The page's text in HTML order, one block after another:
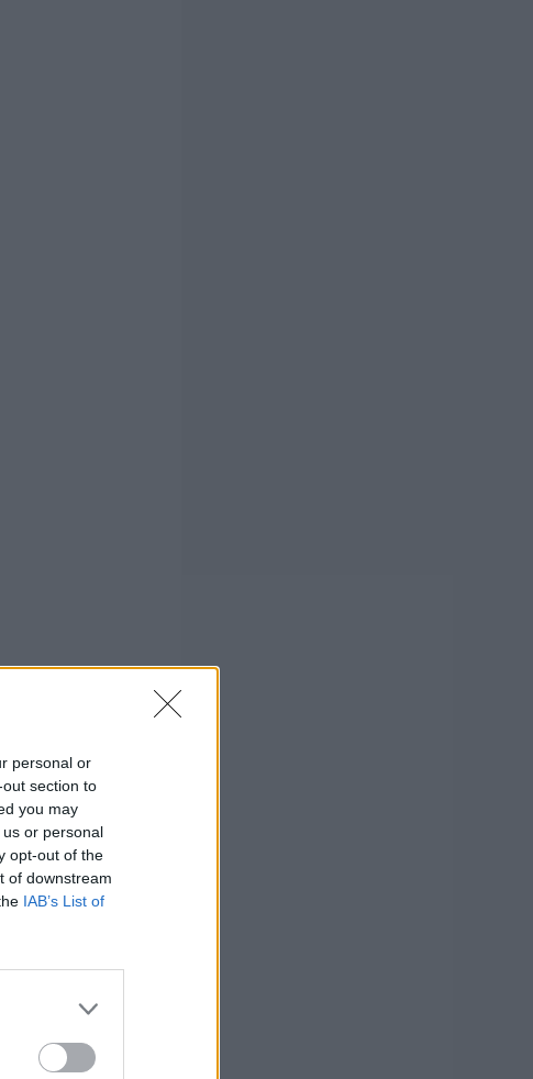
personal or
section to
you may
or personal
opt-out of the
of downstream
IAB’s List of